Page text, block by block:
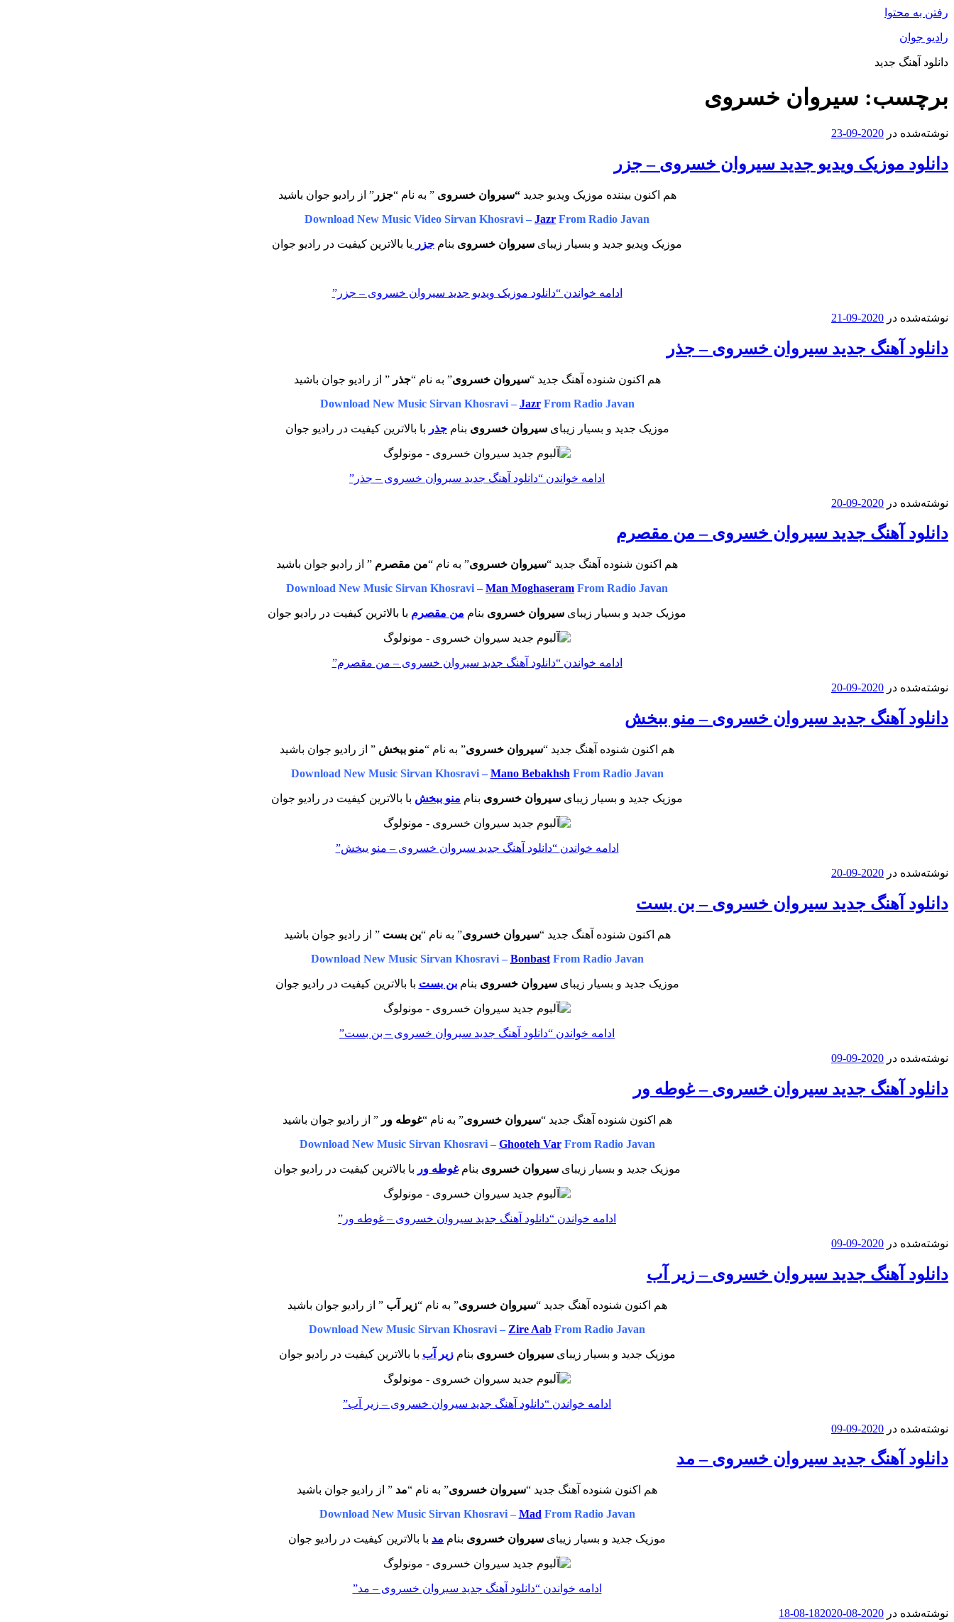
رفتن به محتوا
رادیو جوان
دانلود آهنگ جدید
برچسب: سیروان خسروی
نوشته‌شده در 2020-09-23
دانلود موزیک ویدیو جدید سیروان خسروی – جزر
هم اکنون بیننده موزیک ویدیو جدید“سیروان خسروی” به نام “جزر” از رادیو جوان باشید
Download New Music Video Sirvan Khosravi – Jazr From Radio Javan
موزیک ویدیو جدید و بسیار زیبای سیروان خسروی بنام جزر با بالاترین کیفیت در رادیو جوان
ادامه خواندن “دانلود موزیک ویدیو جدید سیروان خسروی – جزر”
نوشته‌شده در 2020-09-21
دانلود آهنگ جدید سیروان خسروی – جذر
هم اکنون شنوده آهنگ جدید “سیروان خسروی” به نام “جذر ” از رادیو جوان باشید
Download New Music Sirvan Khosravi – JazrFrom Radio Javan
موزیک جدید و بسیار زیبایسیروان خسروی بنام جذر با بالاترین کیفیت در رادیو جوان
ادامه خواندن “دانلود آهنگ جدید سیروان خسروی – جذر”
نوشته‌شده در 2020-09-20
دانلود آهنگ جدید سیروان خسروی – من مقصرم
هم اکنون شنوده آهنگ جدید “سیروان خسروی” به نام “من مقصرم ” از رادیو جوان باشید
Download New Music Sirvan Khosravi – Man Moghaseram From Radio Javan
موزیک جدید و بسیار زیبای سیروان خسروی بنام من مقصرم با بالاترین کیفیت در رادیو جوان
ادامه خواندن “دانلود آهنگ جدید سیروان خسروی – من مقصرم”
نوشته‌شده در 2020-09-20
دانلود آهنگ جدید سیروان خسروی – منو ببخش
هم اکنون شنوده آهنگ جدید “سیروان خسروی” به نام “منو ببخش ” از رادیو جوان باشید
Download New Music Sirvan Khosravi – Mano Bebakhsh From Radio Javan
موزیک جدید و بسیار زیبای سیروان خسروی بنام منو ببخش با بالاترین کیفیت در رادیو جوان
ادامه خواندن “دانلود آهنگ جدید سیروان خسروی – منو ببخش”
نوشته‌شده در 2020-09-20
دانلود آهنگ جدید سیروان خسروی – بن بست
هم اکنون شنوده آهنگ جدید “سیروان خسروی” به نام “بن بست ” از رادیو جوان باشید
Download New Music Sirvan Khosravi – BonbastFrom Radio Javan
موزیک جدید و بسیار زیبایسیروان خسروی بنام بن بست با بالاترین کیفیت در رادیو جوان
ادامه خواندن “دانلود آهنگ جدید سیروان خسروی – بن بست”
نوشته‌شده در 2020-09-09
دانلود آهنگ جدید سیروان خسروی – غوطه ور
هم اکنون شنوده آهنگ جدید “سیروان خسروی” به نام “غوطه ور ” از رادیو جوان باشید
Download New Music Sirvan Khosravi – Ghooteh VarFrom Radio Javan
موزیک جدید و بسیار زیبایسیروان خسروی بنام غوطه ور با بالاترین کیفیت در رادیو جوان
ادامه خواندن “دانلود آهنگ جدید سیروان خسروی – غوطه ور”
نوشته‌شده در 2020-09-09
دانلود آهنگ جدید سیروان خسروی – زیر آب
هم اکنون شنوده آهنگ جدید “سیروان خسروی” به نام “زیر آب ” از رادیو جوان باشید
Download New Music Sirvan Khosravi – Zire Aab From Radio Javan
موزیک جدید و بسیار زیبایسیروان خسروی بنام زیر آب با بالاترین کیفیت در رادیو جوان
ادامه خواندن “دانلود آهنگ جدید سیروان خسروی – زیر آب”
نوشته‌شده در 2020-09-09
دانلود آهنگ جدید سیروان خسروی – مد
هم اکنون شنوده آهنگ جدید “سیروان خسروی” به نام “مد ” از رادیو جوان باشید
Download New Music Sirvan Khosravi – Mad From Radio Javan
موزیک جدید و بسیار زیبای سیروان خسروی بنام مد با بالاترین کیفیت در رادیو جوان
ادامه خواندن “دانلود آهنگ جدید سیروان خسروی – مد”
نوشته‌شده در 2020-08-18
2020-08-18